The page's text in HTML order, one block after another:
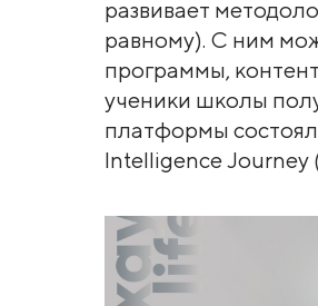
развивает
равному). С ним
программы,
ученики школы
платформы
Intelligence Journey